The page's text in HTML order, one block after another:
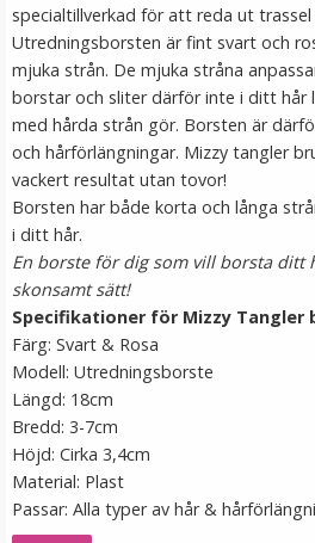
★★★★
149 kr
LÄGG I
Syntetiskt löshår Gloriatråd
specialtillverkad för att reda ut
Utredningsborsten är fint svart och
mjuka strån. De mjuka stråna
borstar och sliter därför inte i ditt hår
med hårda strån gör. Borsten är
och hårförlängningar. Mizzy tangler
vackert resultat utan tovor!
Borsten har både korta och långa
i ditt hår.
En borste för dig som vill borsta ditt
skonsamt sätt!
Specifikationer för Mizzy Tangler
Färg: Svart & Rosa
Modell: Utredningsborste
Längd: 18cm
Bredd: 3-7cm
Höjd: Cirka 3,4cm
Material: Plast
Passar: Alla typer av hår &